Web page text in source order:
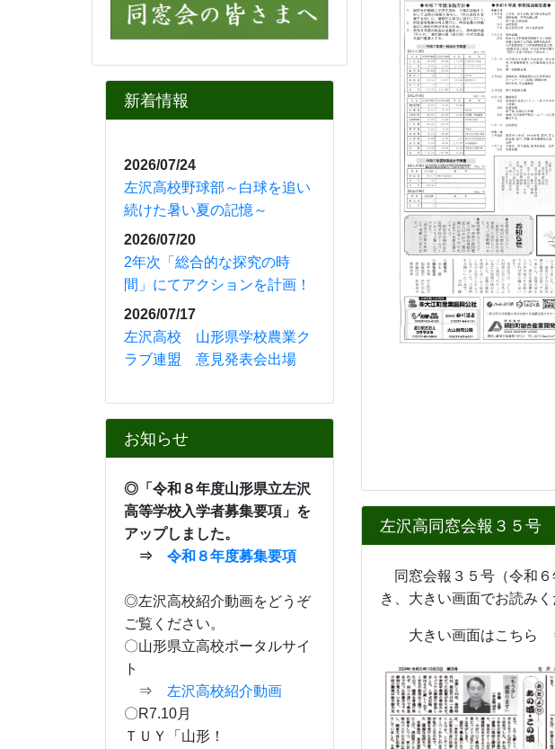
新着情報
2026/07/24
左沢高校野球部～白球を追い
続けた暑い夏の記憶～
2026/07/20
2年次「総合的な探究の時
間」にてアクションを計画！
2026/07/17
左沢高校 山形県学校農業ク
ラブ連盟 意見発表会出場
お知らせ
◎「 令和８年度山形県立左沢
高等学校入学者募集要項」 を
アップしました。
⇒ 令和８年度募集要項
◎左沢高校紹介動画をどうぞ
ご覧ください。
〇山形県立高校ポータルサイ
ト
⇒ 左沢高校紹介動画
〇R7.10月
ＴＵＹ「山形！
左沢高同窓会報３５号
同窓会報３５号（令和
き、 大きい画面でお読みく
大きい画面はこち